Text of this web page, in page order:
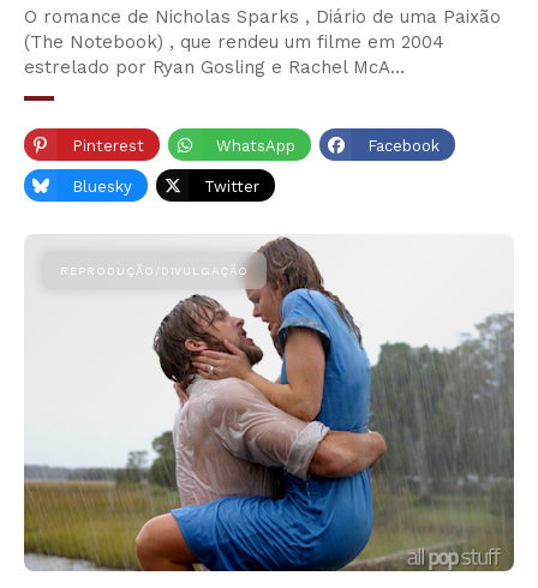
O romance de Nicholas Sparks , Diário de uma Paixão
(The Notebook) , que rendeu um filme em 2004
estrelado por Ryan Gosling e Rachel McA…
Pinterest WhatsApp Facebook
Bluesky Twitter